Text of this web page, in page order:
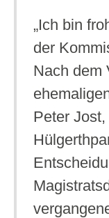
„Ich bin
der
Nach dem
Peter